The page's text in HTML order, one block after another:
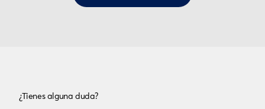
¿Tienes alguna duda?